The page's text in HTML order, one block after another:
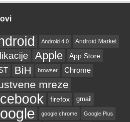
Android 4.0 Android Market
Apple App Store
BiH browser Chrome
mreze
firefox gmail
google chrome Google Plus